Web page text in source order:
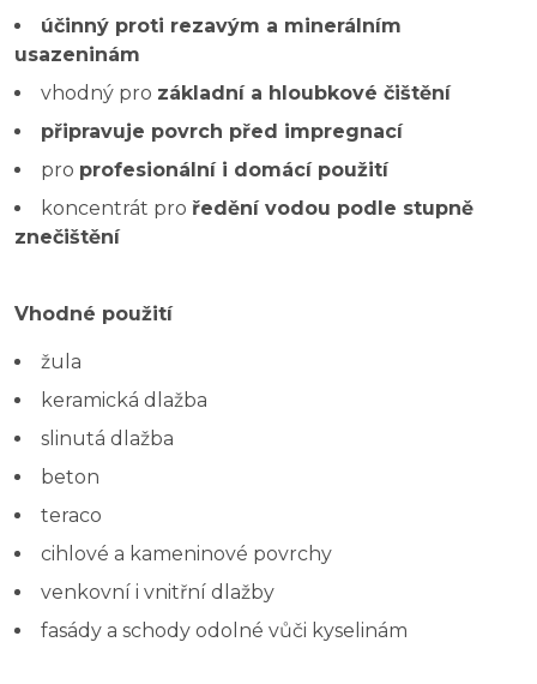
účinný proti rezavým a minerálním
usazeninám
vhodný pro základní a hloubkové čištění
připravuje povrch před impregnací
pro profesionální i domácí použití
koncentrát pro ředění vodou podle stupně
znečištění
Vhodné použití
žula
keramická dlažba
slinutá dlažba
beton
teraco
cihlové a kameninové povrchy
venkovní i vnitřní dlažby
fasády a schody odolné vůči kyselinám